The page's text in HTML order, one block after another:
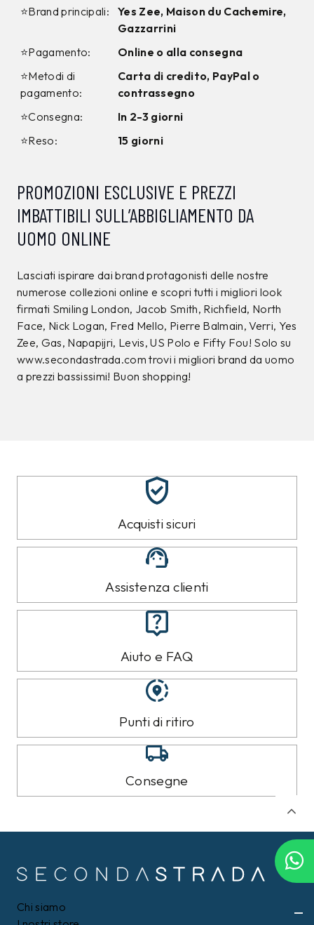
⭐Brand principali:
Yes Zee, Maison du Cachemire,
Gazzarrini
⭐Pagamento:
Online o alla consegna
⭐Metodi di
pagamento:
Carta di credito, PayPal o
contrassegno
⭐Consegna:
In 2-3 giorni
⭐Reso:
15 giorni
PROMOZIONI ESCLUSIVE E PREZZI
IMBATTIBILI SULL’ABBIGLIAMENTO DA
UOMO ONLINE
Lasciati ispirare dai brand protagonisti delle nostre
numerose collezioni online e scopri tutti i migliori look
firmati Smiling London, Jacob Smith, Richfield, North
Face, Nick Logan, Fred Mello, Pierre Balmain, Verri, Yes
Zee, Gas, Napapijri, Levis, US Polo e Fifty Fou! Solo su
www.secondastrada.com trovi i migliori brand da uomo
a prezzi bassissimi! Buon shopping!
Acquisti sicuri
Assistenza clienti
Aiuto e FAQ
Punti di ritiro
Consegne
Chi siamo